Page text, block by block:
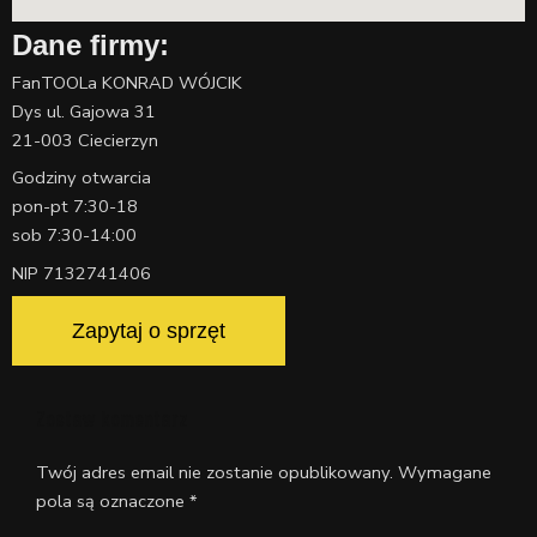
Dane firmy:
FanTOOLa KONRAD WÓJCIK
Dys ul. Gajowa 31
21-003 Ciecierzyn
Godziny otwarcia
pon-pt 7:30-18
sob 7:30-14:00
NIP 7132741406
Zapytaj o sprzęt
Twój adres email nie zostanie opublikowany. Wymagane
pola są oznaczone *